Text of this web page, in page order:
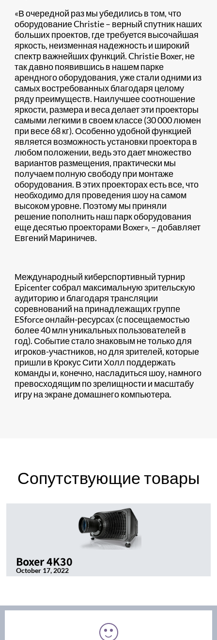
«В очередной раз мы убедились в том, что
оборудование Christie – верный спутник наших
больших проектов, где требуется высочайшая
яркость, неизменная надежность и широкий
спектр важнейших функций. Christie Boxer, не
так давно появившись в нашем парке
арендного оборудования, уже стали одними из
самых востребованных благодаря целому
ряду преимуществ. Наилучшее соотношение
яркости, размера и веса делает эти проекторы
самыми легкими в своем классе (30 000 люмен
при весе 68 кг). Особенно удобной функцией
является возможность установки проектора в
любом положении, ведь это дает множество
вариантов размещения, практически мы
получаем полную свободу при монтаже
оборудования. В этих проекторах есть все, что
необходимо для проведения шоу на самом
высоком уровне. Поэтому мы приняли
решение пополнить наш парк оборудования
еще десятью проекторами Boxer», – добавляет
Евгений Мариничев.
Международный киберспортивный турнир
Epicenter собрал максимальную зрительскую
аудиторию и благодаря трансляции
соревнований на принадлежащих группе
ESforce онлайн-ресурсах (с посещаемостью
более 40 млн уникальных пользователей в
год). Событие стало знаковым не только для
игроков-участников, но для зрителей, которые
пришли в Крокус Сити Холл поддержать
команды и, конечно, насладиться шоу, намного
превосходящим по зрелищности и масштабу
игру на экране домашнего компьютера.
Сопутствующие товары
Boxer 4K30
October 17, 2022